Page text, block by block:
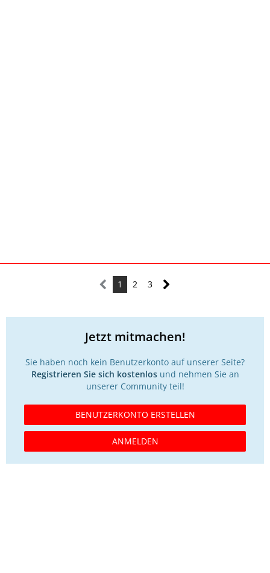
1 2 3
Jetzt mitmachen!
Sie haben noch kein Benutzerkonto auf unserer Seite?
Registrieren Sie sich kostenlosund nehmen Sie an
unserer Community teil!
BENUTZERKONTO ERSTELLEN
ANMELDEN